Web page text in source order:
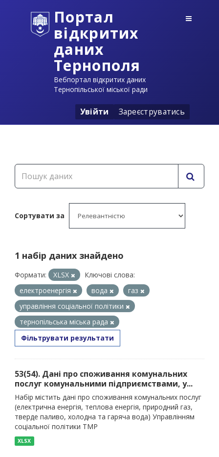
Портал
відкритих
даних
Тернополя
Вебпортал відкритих даних
Тернопільської міської ради
Увійти Зареєструватись
Сортувати за
1 набір даних знайдено
Формати: XLSX
Ключові слова:
електроенергія
вода
газ
управління соціальної політики
тернопільська міська рада
Фільтрувати результати
53(54). Дані про споживання комунальних
послуг комунальними підприємствами, у...
Набір містить дані про споживання комунальних послуг
(електрична енергія, теплова енергія, природний газ,
тверде паливо, холодна та гаряча вода) Управлінням
соціальної політики ТМР
XLSX